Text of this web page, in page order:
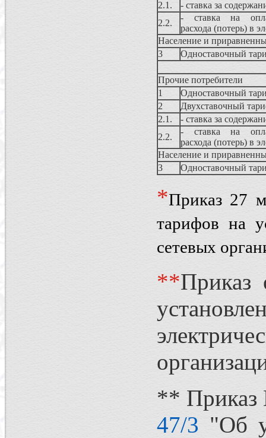
2.1.
- ставка за
2.2.
- ставка на
расхода (потерь) в
Население и
3
Одноставочный
Прочие потребители
1
Одноставочный
2
Двухставочный
2.1.
- ставка за
2.2.
- ставка на
расхода (потерь) в
Население и
3
Одноставочный
*Приказ 27
тарифов на
сетевых
**Приказ
** Приказ
47/3 "Об